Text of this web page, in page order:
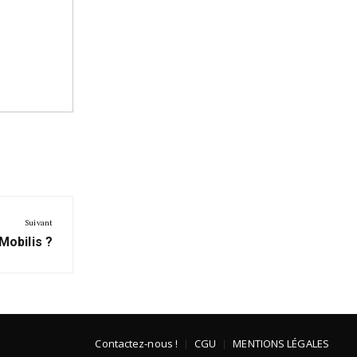
Suivant
?
Contactez-nous ! CGU MENTIONS LÉGALES